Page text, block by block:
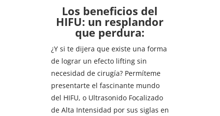
Los beneficios del
HIFU: un resplandor
que perdura:
¿Y si te dijera que existe una forma
de lograr un efecto lifting sin
necesidad de cirugía? Permíteme
presentarte el fascinante mundo
del HIFU, o Ultrasonido Focalizado
de Alta Intensidad por sus siglas en